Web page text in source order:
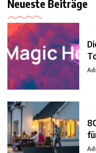
Neueste Beiträge